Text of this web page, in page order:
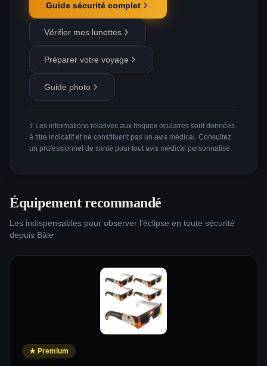
Guide sécurité complet
Vérifier mes lunettes
Préparer votre voyage
Guide photo
⚕️ Les informations relatives aux risques oculaires sont données
à titre indicatif et ne constituent pas un avis médical. Consultez
un professionnel de santé pour tout avis médical personnalisé.
Équipement recommandé
Les indispensables pour observer l'éclipse en toute sécurité
depuis Bâle
★ Premium